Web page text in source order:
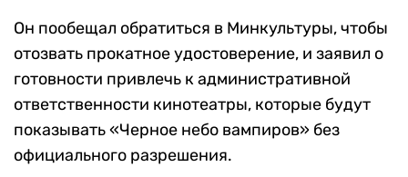
Он пообещал обратиться в Минкультуры, чтобы
отозвать прокатное удостоверение, и заявил о
готовности привлечь к административной
ответственности кинотеатры, которые будут
показывать «Черное небо вампиров» без
официального разрешения.